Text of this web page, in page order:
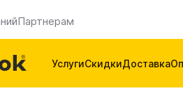
Партнерам
УслугиСкидкиДоставка